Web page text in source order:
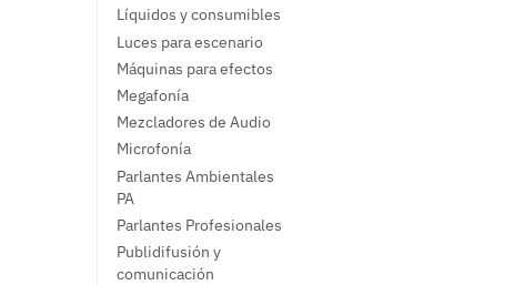
Líquidos y consumibles
Luces para escenario
Máquinas para efectos
Megafonía
Mezcladores de Audio
Microfonía
Parlantes Ambientales
PA
Parlantes Profesionales
Publidifusión y
comunicación